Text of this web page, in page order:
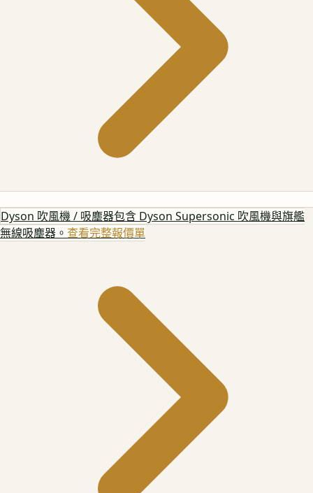
Dyson 吹風機 / 吸塵器包含 Dyson Supersonic 吹風機與旗艦
無線吸塵器。 查看完整報價單